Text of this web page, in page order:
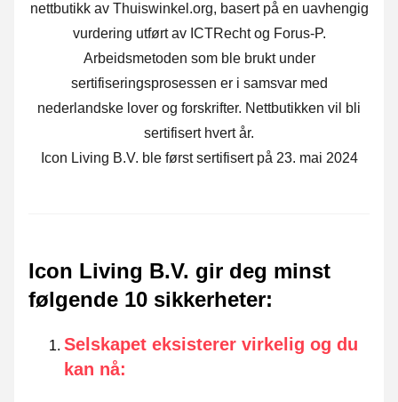
nettbutikk av Thuiswinkel.org, basert på en uavhengig
vurdering utført av ICTRecht og Forus-P.
Arbeidsmetoden som ble brukt under
sertifiseringsprosessen er i samsvar med
nederlandske lover og forskrifter. Nettbutikken vil bli
sertifisert hvert år.
Icon Living B.V. ble først sertifisert på 23. mai 2024
Icon Living B.V. gir deg minst
følgende 10 sikkerheter:
Selskapet eksisterer virkelig og du
kan nå: